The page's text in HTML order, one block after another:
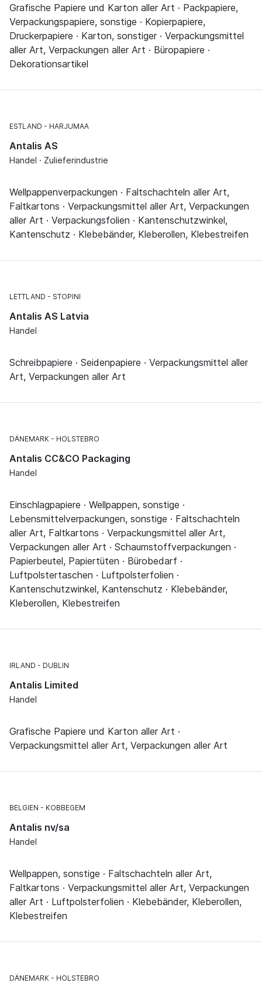
Grafische Papiere und Karton aller Art · Packpapiere,
Verpackungspapiere, sonstige · Kopierpapiere,
Druckerpapiere · Karton, sonstiger · Verpackungsmittel
aller Art, Verpackungen aller Art · Büropapiere ·
Dekorationsartikel
ESTLAND HARJUMAA
Antalis AS
Handel · Zulieferindustrie
Wellpappenverpackungen · Faltschachteln aller Art,
Faltkartons · Verpackungsmittel aller Art, Verpackungen
aller Art · Verpackungsfolien · Kantenschutzwinkel,
Kantenschutz · Klebebänder, Kleberollen, Klebestreifen
LETTLAND STOPINI
Antalis AS Latvia
Handel
Schreibpapiere · Seidenpapiere · Verpackungsmittel aller
Art, Verpackungen aller Art
DÄNEMARK HOLSTEBRO
Antalis CC&CO Packaging
Handel
Einschlagpapiere · Wellpappen, sonstige ·
Lebensmittelverpackungen, sonstige · Faltschachteln
aller Art, Faltkartons · Verpackungsmittel aller Art,
Verpackungen aller Art · Schaumstoffverpackungen ·
Papierbeutel, Papiertüten · Bürobedarf ·
Luftpolstertaschen · Luftpolsterfolien ·
Kantenschutzwinkel, Kantenschutz · Klebebänder,
Kleberollen, Klebestreifen
IRLAND DUBLIN
Antalis Limited
Handel
Grafische Papiere und Karton aller Art ·
Verpackungsmittel aller Art, Verpackungen aller Art
BELGIEN KOBBEGEM
Antalis nv/sa
Handel
Wellpappen, sonstige · Faltschachteln aller Art,
Faltkartons · Verpackungsmittel aller Art, Verpackungen
aller Art · Luftpolsterfolien · Klebebänder, Kleberollen,
Klebestreifen
DÄNEMARK HOLSTEBRO